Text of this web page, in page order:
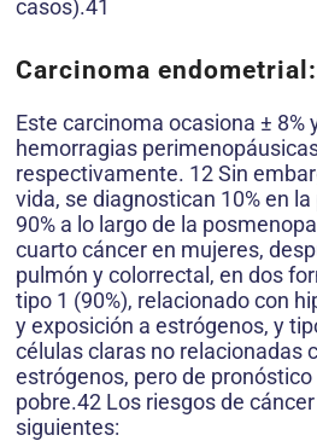
casos).41
Carcinoma endometrial:
Este carcinoma ocasiona ± 8%
hemorragias
respectivamente. 12 Sin
vida, se diagnostican 10% en
90% a lo largo de la
cuarto cáncer en mujeres,
pulmón y colorrectal, en dos
tipo 1 (90%), relacionado con
y exposición a estrógenos, y
células claras no relacionadas
estrógenos, pero de
pobre.42 Los riesgos de
siguientes: